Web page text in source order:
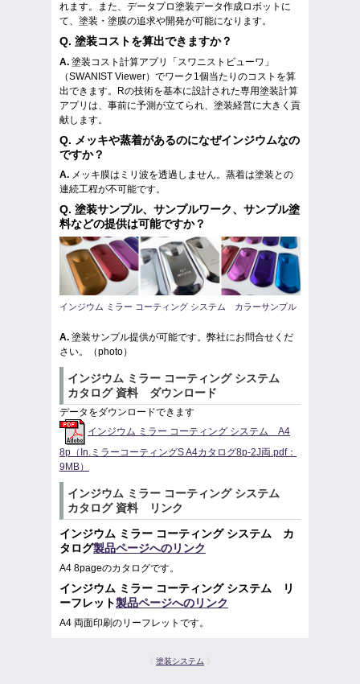
れます。また、データプロ塗装データ作成ロボットに
て、塗装・塗膜の追求や開発が可能になります。
Q. 塗装コストを算出できますか？
A. 塗装コスト計算アプリ「スワニストビューワ」
（SWANIST Viewer）でワーク1個当たりのコストを算
出できます。Rの技術を基本に設計された専用塗装計算
アプリは、事前に予測が立てられ、塗装経営に大きく貢
献します。
Q. メッキや蒸着があるのになぜインジウムなの
ですか？
A. メッキ膜はミリ波を透過しません。蒸着は塗装との
連続工程が不可能です。
Q. 塗装サンプル、サンプルワーク、サンプル塗
料などの提供は可能ですか？
インジウム ミラー コーティング システム カラーサンプル
A. 塗装サンプル提供が可能です。弊社にお問合せくだ
さい。（photo）
インジウム ミラー コーティング システム
カタログ 資料 ダウンロード
データをダウンロードできます
インジウム ミラー コーティング システム A4
8p（In.ミラーコーティングS A4カタログ8p-2J両.pdf：
9MB）
インジウム ミラー コーティング システム
カタログ 資料 リンク
インジウム ミラー コーティング システム カ
タログ製品ページへのリンク
A4 8pageのカタログです。
インジウム ミラー コーティング システム リ
ーフレット製品ページへのリンク
A4 両面印刷のリーフレットです。
塗装システム